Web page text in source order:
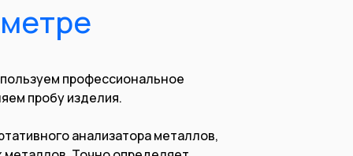
профессиональное
пробу изделия.
анализатора металлов,